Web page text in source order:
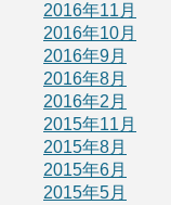
2016年11月
2016年10月
2016年9月
2016年8月
2016年2月
2015年11月
2015年8月
2015年6月
2015年5月